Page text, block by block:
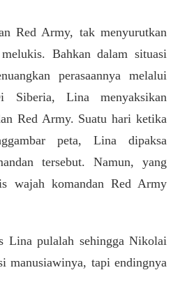
Red Army, tak menyurutkan
Bahkan dalam situasi
perasaannya melalui
Siberia, Lina menyaksikan
Red Army. Suatu hari ketika
peta, Lina dipaksa
tersebut. Namun, yang
wajah komandan Red Army
Lina pulalah sehingga Nikolai
manusiawinya, tapi endingnya